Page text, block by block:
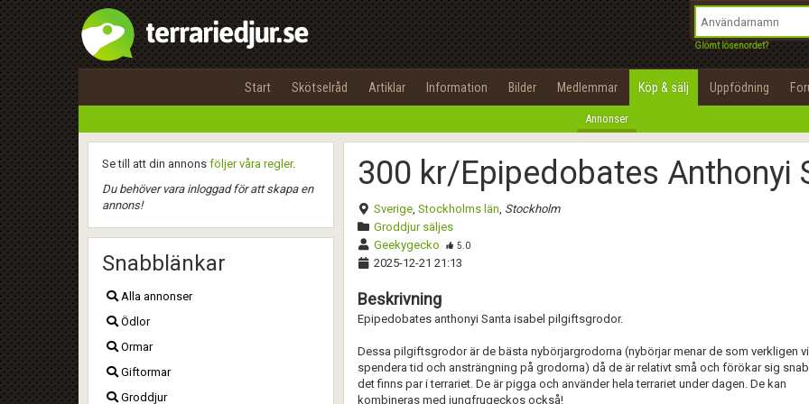
Glömt lösenordet?
Start Skötselråd Artiklar Information Bilder Medlemmar Köp & sälj Uppfödning
Annonser
Se till att din annons följer våra regler.
Du behöver vara inloggad för att skapa en
annons!
Snabblänkar
Alla annonser
Ödlor
Ormar
Giftormar
Groddjur
300 kr/Epipedobates Anthonyi
Sverige, Stockholms län, Stockholm
Groddjur säljes
Geekygecko
5.0
2025-12-21 21:13
Beskrivning
Epipedobates anthonyi Santa isabel pilgiftsgrodor.
Dessa pilgiftsgrodor är de bästa nybörjargrodorna (nybörjar menar de som verkligen vill
spendera tid och ansträngning på grodorna) då de är relativt små och förökar sig
det finns par i terrariet. De är pigga och använder hela terrariet under dagen. De kan
kombineras med jungfrugeckos också!
Namn:
Beskrivning:
Alla Positiva Negativa
Spara
Utför
100%
OK
integritetspolicy
Namn:
Epost:
Lösenord:
Terms of Service
Begär nytt lösenord
Tillbaka till förstasidan